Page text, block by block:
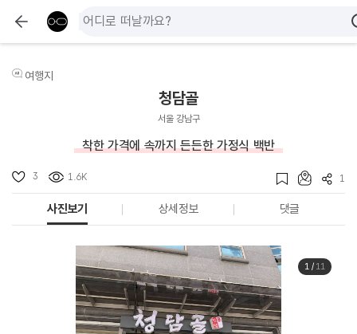
여행지
청담골
서울 강남구
착한 가격에 속까지 든든한 가정식 백반
3 1.6K 1
사진보기 상세정보 댓글
1/ 11